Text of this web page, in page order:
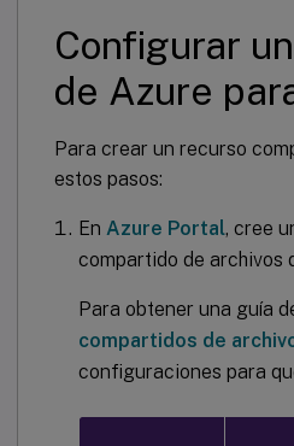
Configurar
de Azure
Para crear un recurso
estos pasos:
En Azure Portal, cree
compartido de archivos
Para obtener una guía
compartidos de
configuraciones para